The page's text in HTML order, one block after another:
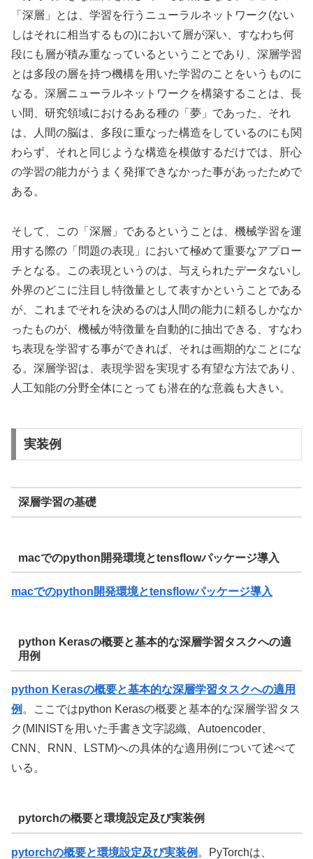
「深層」とは、学習を行うニューラルネットワーク(ない
しはそれに相当するもの)において層が深い、すなわち何
段にも層が積み重なっているということであり、深層学習
とは多段の層を持つ機構を用いた学習のことをいうものに
なる。深層ニューラルネットワークを構築することは、長
い間、研究領域におけるある種の「夢」であった、それ
は、人間の脳は、多段に重なった構造をしているのにも関
わらず、それと同じような構造を模倣するだけでは、肝心
の学習の能力がうまく発揮できなかった事があったためで
ある。
そして、この「深層」であるということは、機械学習を運
用する際の「問題の表現」において極めて重要なアプロー
チとなる。この表現というのは、与えられたデータないし
外界のどこに注目し特徴量として表すかということである
が、これまでそれを決めるのは人間の能力に頼るしかなか
ったものが、機械が特徴量を自動的に抽出できる、すなわ
ち表現を学習する事ができれば、それは画期的なことにな
る。深層学習は、表現学習を実現する有望な方法であり、
人工知能の分野全体にとっても潜在的な意義も大きい。
実装例
深層学習の基礎
macでのpython開発環境とtensflowパッケージ導入
macでのpython開発環境とtensflowパッケージ導入
python Kerasの概要と基本的な深層学習タスクへの適
用例
python Kerasの概要と基本的な深層学習タスクへの適用
例 。ここではpython Kerasの概要と基本的な深層学習タス
ク(MINISTを用いた手書き文字認織、Autoencoder、
CNN、RNN、LSTM)への具体的な適用例について述べて
いる。
pytorchの概要と環境設定及び実装例
pytorchの概要と環境設定及び実装例 。PyTorchは、